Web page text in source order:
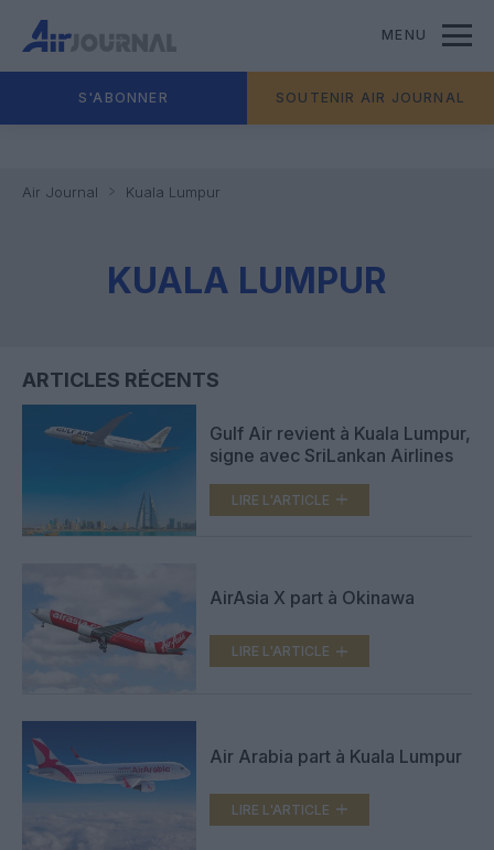
MENU
S'ABONNER SOUTENIR AIR JOURNAL
Air Journal Kuala Lumpur
KUALA LUMPUR
ARTICLES RÉCENTS
Gulf Air revient à Kuala Lumpur,
signe avec SriLankan Airlines
LIRE L'ARTICLE
AirAsia X part à Okinawa
LIRE L'ARTICLE
Air Arabia part à Kuala Lumpur
LIRE L'ARTICLE